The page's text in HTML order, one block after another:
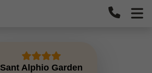
Sant Alphio Garden